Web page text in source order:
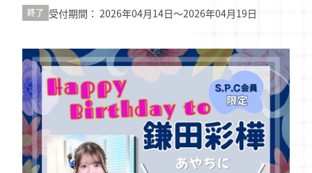
終了 受付期間： 2026年04月14日〜2026年04月19日